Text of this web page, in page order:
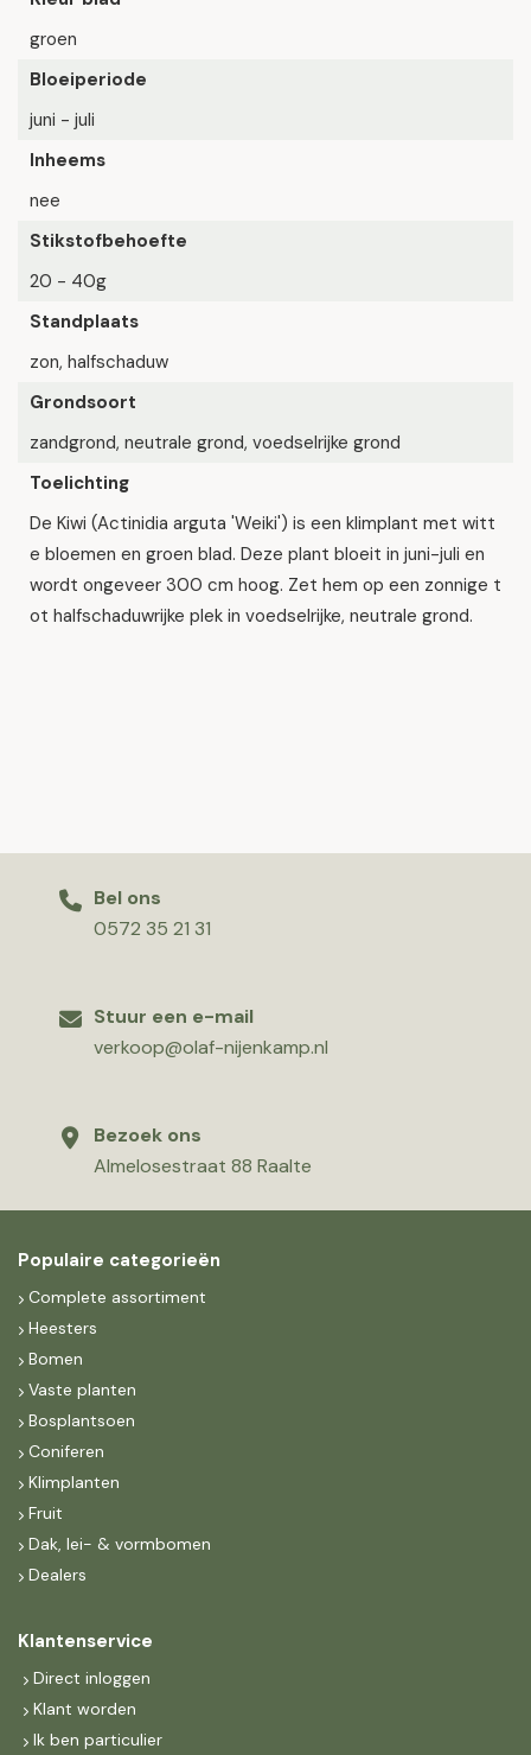
groen
Bloeiperiode
juni - juli
Inheems
nee
Stikstofbehoefte
20 - 40g
Standplaats
zon, halfschaduw
Grondsoort
zandgrond, neutrale grond, voedselrijke grond
Toelichting
De Kiwi (Actinidia arguta 'Weiki') is een klimplant met witt
e bloemen en groen blad. Deze plant bloeit in juni-juli en
wordt ongeveer 300 cm hoog. Zet hem op een zonnige t
ot halfschaduwrijke plek in voedselrijke, neutrale grond.
Bel ons
0572 35 21 31
Stuur een e-mail
verkoop@olaf-nijenkamp.nl
Bezoek ons
Almelosestraat 88 Raalte
Populaire categorieën
Complete assortiment
Heesters
Bomen
Vaste planten
Bosplantsoen
Coniferen
Klimplanten
Fruit
Dak, lei- & vormbomen
Dealers
Klantenservice
Direct inloggen
Klant worden
Ik ben particulier